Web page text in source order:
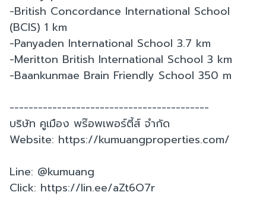
-British Concordance International School
(BCIS) 1 km
-Panyaden International School 3.7 km
-Meritton British International School 3 km
-Baankunmae Brain Friendly School 350 m
------------------------------------------
บริษัท คูเมือง พร๊อพเพอร์ตี้ส์ จำกัด
Website: https://kumuangproperties.com/
Line: @kumuang
Click: https://lin.ee/aZt6O7r